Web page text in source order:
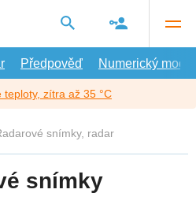
Předpověď Numerický model
teploty, zítra až 35 °C
snímky, radar
snímky